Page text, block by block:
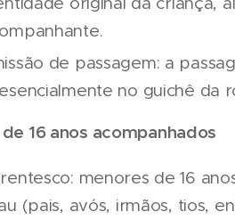
de passagem: a
no guichê da
16 anos acompanhados
menores de 16
(pais, avós, irmãos, tios,